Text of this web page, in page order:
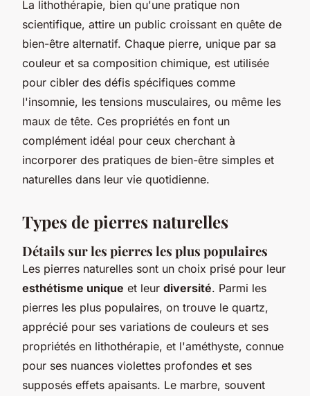
La lithothérapie, bien qu'une pratique non
scientifique, attire un public croissant en quête de
bien-être alternatif. Chaque pierre, unique par sa
couleur et sa composition chimique, est utilisée
pour cibler des défis spécifiques comme
l'insomnie, les tensions musculaires, ou même les
maux de tête. Ces propriétés en font un
complément idéal pour ceux cherchant à
incorporer des pratiques de bien-être simples et
naturelles dans leur vie quotidienne.
Types de pierres naturelles
Détails sur les pierres les plus populaires
Les pierres naturelles sont un choix prisé pour leur
esthétisme unique et leur diversité. Parmi les
pierres les plus populaires, on trouve le quartz,
apprécié pour ses variations de couleurs et ses
propriétés en lithothérapie, et l'améthyste, connue
pour ses nuances violettes profondes et ses
supposés effets apaisants. Le marbre, souvent